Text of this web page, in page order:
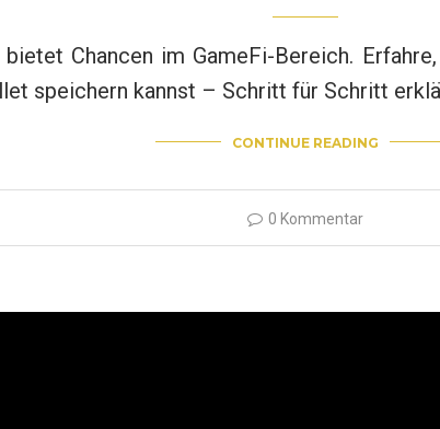
Chancen im GameFi-Bereich.
speichern kannst – Schritt für Schritt
CONTINUE READING
0 Kommentar